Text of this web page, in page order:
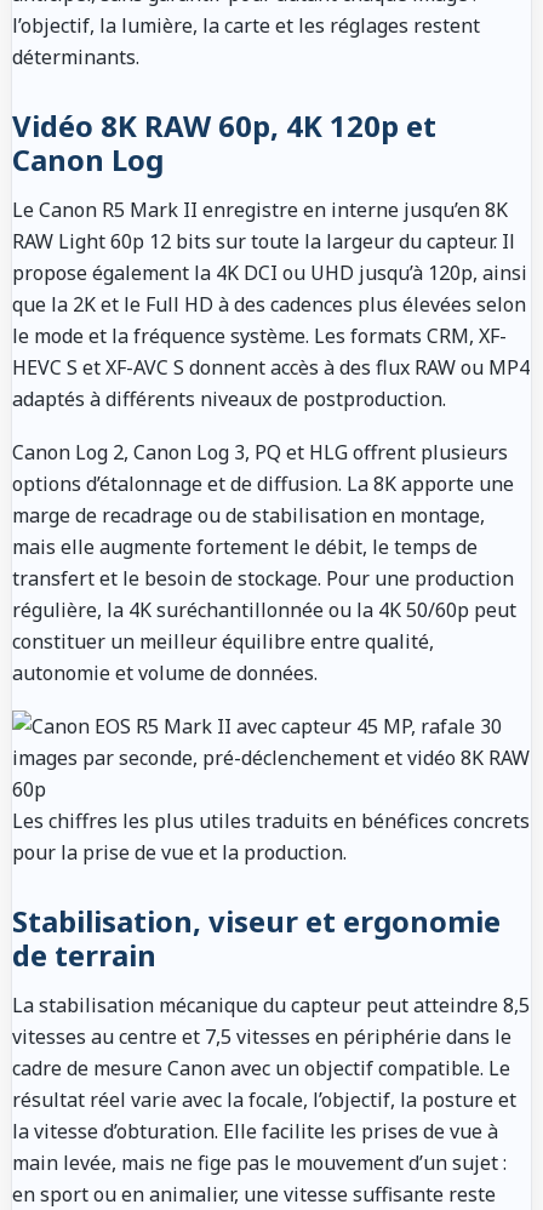
l’objectif, la lumière, la carte et les réglages restent
déterminants.
Vidéo 8K RAW 60p, 4K 120p et
Canon Log
Le Canon R5 Mark II enregistre en interne jusqu’en 8K
RAW Light 60p 12 bits sur toute la largeur du capteur. Il
propose également la 4K DCI ou UHD jusqu’à 120p, ainsi
que la 2K et le Full HD à des cadences plus élevées selon
le mode et la fréquence système. Les formats CRM, XF-
HEVC S et XF-AVC S donnent accès à des flux RAW ou MP4
adaptés à différents niveaux de postproduction.
Canon Log 2, Canon Log 3, PQ et HLG offrent plusieurs
options d’étalonnage et de diffusion. La 8K apporte une
marge de recadrage ou de stabilisation en montage,
mais elle augmente fortement le débit, le temps de
transfert et le besoin de stockage. Pour une production
régulière, la 4K suréchantillonnée ou la 4K 50/60p peut
constituer un meilleur équilibre entre qualité,
autonomie et volume de données.
Les chiffres les plus utiles traduits en bénéfices concrets
pour la prise de vue et la production.
Stabilisation, viseur et ergonomie
de terrain
La stabilisation mécanique du capteur peut atteindre 8,5
vitesses au centre et 7,5 vitesses en périphérie dans le
cadre de mesure Canon avec un objectif compatible. Le
résultat réel varie avec la focale, l’objectif, la posture et
la vitesse d’obturation. Elle facilite les prises de vue à
main levée, mais ne fige pas le mouvement d’un sujet :
en sport ou en animalier, une vitesse suffisante reste